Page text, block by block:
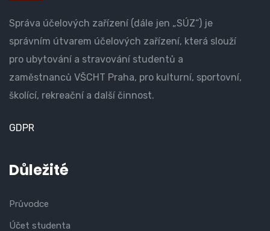
Správa účelových zařízení (dále jen „SÚZ“) je
správním útvarem účelových zařízení, která slouží
pro ubytování a stravování studentů a
zaměstnanců VŠCHT Praha, pro kulturní, sportovní,
školící, rekreační a další činnost.
GDPR
Důležité
Průvodce
Účet studenta